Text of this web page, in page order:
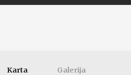
Karta Galerija